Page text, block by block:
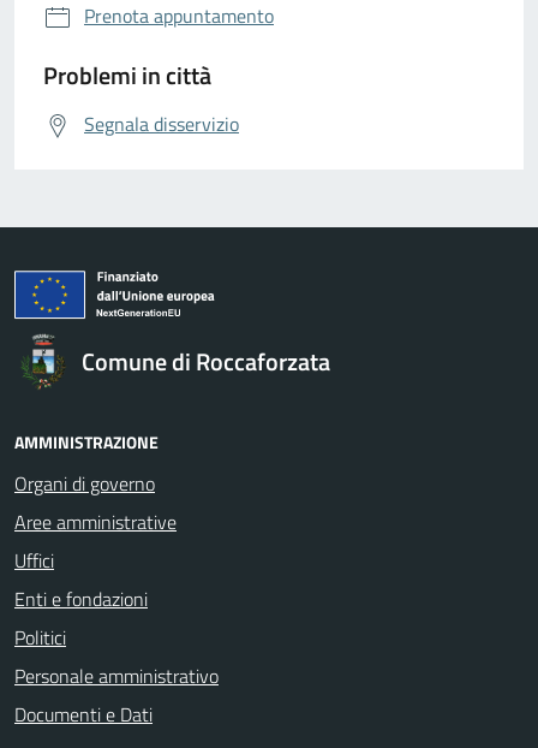
Prenota appuntamento
Problemi in città
Segnala disservizio
Comune di Roccaforzata
AMMINISTRAZIONE
Organi di governo
Aree amministrative
Uffici
Enti e fondazioni
Politici
Personale amministrativo
Documenti e Dati